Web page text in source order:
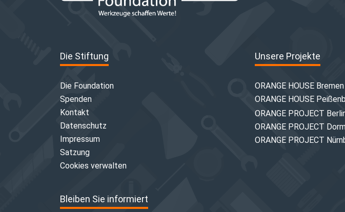
Die Stiftung
Die Foundation
Spenden
Kontakt
Datenschutz
Impressum
Satzung
Cookies verwalten
Bleiben Sie informiert
Unsere Projekte
ORANGE HOUSE Bremen
ORANGE HOUSE
ORANGE PROJECT
ORANGE PROJECT
ORANGE PROJECT